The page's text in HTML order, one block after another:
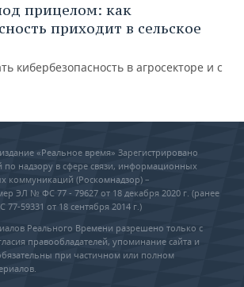
прицелом: как
приходит в сельское
кибербезопасность в агросекторе и с
«Реальное время» Зарегистрировано
надзору в сфере связи, информационных
коммуникаций (Роскомнадзор) –
ЭЛ № ФС 77 - 79627 от 18 декабря 2020 г. (ранее
59331 от 18 сентября 2014 г.)
Реального Времени разрешено только с
правообладателей, упоминание сайта и
при частичном или полном